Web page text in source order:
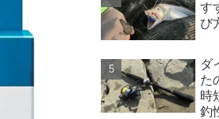
す
び
ダ
た
時
釣